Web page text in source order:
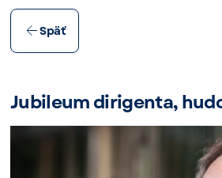
Späť
Jubileum dirigenta,